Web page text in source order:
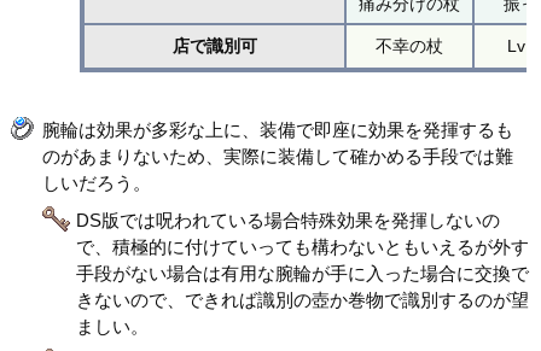
店で識別可 不幸の杖 Lv1
腕輪は効果が多彩な上に、装備で即座に効果を発揮するも
のがあまりないため、実際に装備して確かめる手段では難
しいだろう。
DS版では呪われている場合特殊効果を発揮しないの
で、積極的に付けていっても構わないともいえるが外す
手段がない場合は有用な腕輪が手に入った場合に交換で
きないので、できれば識別の壺か巻物で識別するのが望
ましい。